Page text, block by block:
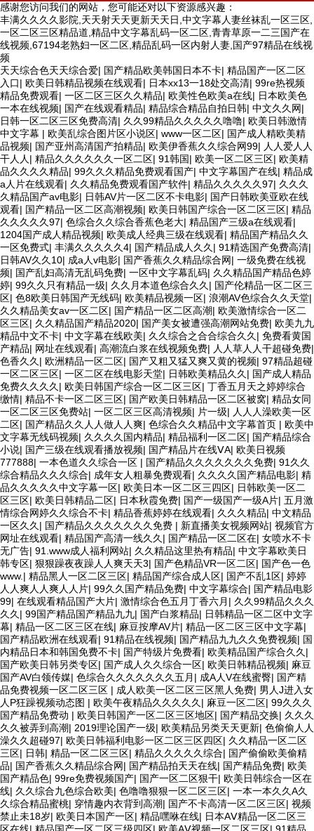
感谢您访问我们的网站，您可能还对以下资源感兴趣：
丰满久久久久影院,天天射天天更新天天日,中文字幕人妻丝袜乱一区三区,
一区二区三区精品道,精品中文字幕乱码一区二区,青青草原一二三国产在
线视频,67194老熟妇一区二区,精品乱码一区内射人妻,国产97精品在线视
频
天天综合色天天综合爱| 国产精品欧美韩国日本不卡| 精品国产一区二区
入口| 欧美日韩精品视频在线观看| 日本xx13一18处交高清| 99re热视频
精品免费观看| 一区二区三区久久精品| 欧美性色欧美a在线| 日本欧美色
一本在线视频| 国产在线观看精品| 精品综合精品自拍日韩| 中文久久网|
日韩一区二区三区免费高清| 久久99精品久久久久久噜噜| 欧美日韩激情
中文字幕 | 欧美乱综合图片区小说区| www一区二区| 国产成人精欧美精
品视频| 国产亚州高清国产拍精品| 欧美伊香蕉久久综合网99| 人人爱人人
干人人 | 精品久久久久久久一区二区| 91韩国| 欧美一区二区三区| 欧美精
品久久久久精品| 99久久久精品免费观看国产| 中文字幕国产在线| 精品成
a人片在线观看| 久久精品免费观看国产软件| 精品久久久久久97| 久久久
久精品国产av电影| 日韩AV片一区二区不卡电影| 国产日韩欧美亚欧在线
观看| 国产精品一区二区高潮视频| 欧美日韩国产综合一区二区三区| 精品
久久久久久97| 色综合久久综合香蕉色老大| 精品国产三级a在线观看|
1204国产成人精品视频| 欧美成人经典三级在线观看| 精品国产精品久久
一区免费式| 丰满久久久久久4| 国产精品成人久久 | 91精选国产免费高清|
日韩AV久久10| 成a人v电影| 国产香蕉久久精品综合网| 一级免费在线视
频| 国产乱妇高清无乱码免费| 一区中文字幕乱码| 久久精品国产精品色婷
婷| 99久久只有精品一级| 久久月本道色综合久久 | 国产伦精品一区二区三
区| 色8欧美日韩国产无线码| 欧美精品视频一区| 浪潮AV色综合久久天堂|
久久精品美女av一区二区| 国产精品一区二区高潮| 欧美激情综合一区二
区三区| 久久精品国产精品2020| 国产美女被遭强高潮网站免费| 欧美九九
精品中文不卡| 中文字幕在线欧美| 久久综合之合合综合久久 | 免费看黄国
产精品| 网址在线观看| 高潮流白浆在线视频免费| 人人草人人干超碰免费|
色香久久 | 欧洲精品一区二区| 国产又粗又猛又爽又黄的视频| 97精品超碰
一区二区三区| 一区二区在线电影天堂| 日韩欧美精品久久 | 国产成人精品
免费久久久久 | 欧美日韩国产综合一区二区三区| 丁香五月天之婷婷综合
缴情| 精品不卡一区二区三区| 国产欧美日韩精品一区二区被窝| 精品女同
一区二区三区免费站| 一区二区三区高清视频| 片一级| 人人人澡欧美一区
二区| 国产精品久久人人做人人爽| 色综合久久精品中文字幕首页 | 欧美中
文字幕无线码视频| 久久久久国内精品| 精品福利一区二区| 国产精品综合
小说| 国产三级在线观看播放视频| 国产精品片在线ⅤA| 欧美日视频
777888| 一本色道久久综合一区 | 国产精品久久久久久久久免费| 91久久
综合精品久久久综合| 成年女人粗暴免费观看| 久久久久国产精品电影| 精
品久久久久久中文字幕一区| 欧美日本一区二区三四区| 日韩欧美一区二
区三区| 欧美日韩精品二区| 日本秋霞免费| 国产一级国产一级A片| 五月激
情综合网婷久久综合不卡| 精品香蕉婷婷在线观看| 久久久精品| 中文精品
一区久久 | 国产精品久久久久久久久免费 | 新直播美女视频网站| 视频官方
网址在线观看| 精品国产高清一线久久 | 国产精品一区二区在| 女喷水不卡
无广告| 91.www成人福利网站| 久久精品这里热有精品| 中文字幕欧美日
韩专区| 狠狠躁夜夜躁人人爽天天3| 国产色精品VR一区二区| 国产色一色
www. | 精品黑人一区二区三区| 精品国产综合成人区| 国产不乱1区| 婷婷
人人爽人人爽人人片| 99久久国产精品免费| 中文字幕综合| 国产精品电影
99| 在线观看精品国产大片| 激情综合色五月丁香六月 | 久久99精品久久久
久久 | 99国产精品国产精品九九| 国产白浆精品| 日韩精品一区二区中文字
幕| 精品一区二区三区在线| 麻豆按摩AV片| 精品一区二区三区中文字幕|
国产精品欧洲在线观看| 91精品在线视频| 国产精品九九久久免费视频| 国
内精品日本和韩国免费不卡| 国产特级片免费看| 欧美精品国产综合久久 |
国产欧美日韩另类专区| 国产成人久久综合一区| 欧美日韩精品视频| 麻豆
国产AV白领传媒| 色综合久久久久久久久五月 | 成A人V在线蜜臀| 国产精
品免费视频一区二区三区 | 成人欧美一区二区三区黑人免费| 男人J进入女
人P狂躁视频动态图 | 欧美午夜精品久久久久久 | 麻豆一区二区| 99久久久
国产精品免费动 | 欧美日韩国产一区二区三区地区| 国产精品交换| 久久久
久久被弄到高潮| 2019理论国产一级| 欧美精品另类天天更新| 色偷偷人人
澡久久超碰97| 欧美日韩福利电影一区二区三区四区| 久久精品一区二区
三区| 日韩| 精品一区二区三区| 精品久久久久久综合| 国产偷偷欧美偷精
品| 国产香蕉久久精品综合网| 国产精品拍天天在线| 国产精品免费| 欧美
国产精品色| 99re免费视频国产| 国产一区二区狠干| 欧美日韩综合一区在
线| 久久综合九色综合欧美| 色噜噜狠狠一区二区三区| 一本一本久久A久
久综合精品蜜桃| 穿情趣内衣背到高潮| 国产不卡高清一区二区三区| 视频
禁止未18岁| 欧美日本国产一区| 精品嘿咻在线| 日本AⅤ精品一区二区三
区在线| 精品国产一区二区三级四区| 欧美AⅤ视频一区二区三区| 91精品